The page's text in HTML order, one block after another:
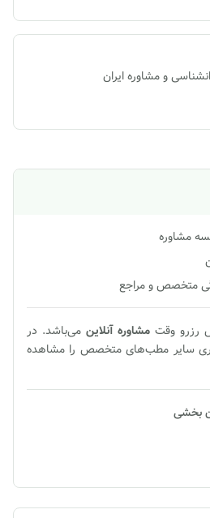
و مشاوره ایران
مشاوره
متخصص و مراجع
وقت مشاورهآنلاین می‌باشد. در
سایر مطب‌های متخصص را مشاهده
بخشی